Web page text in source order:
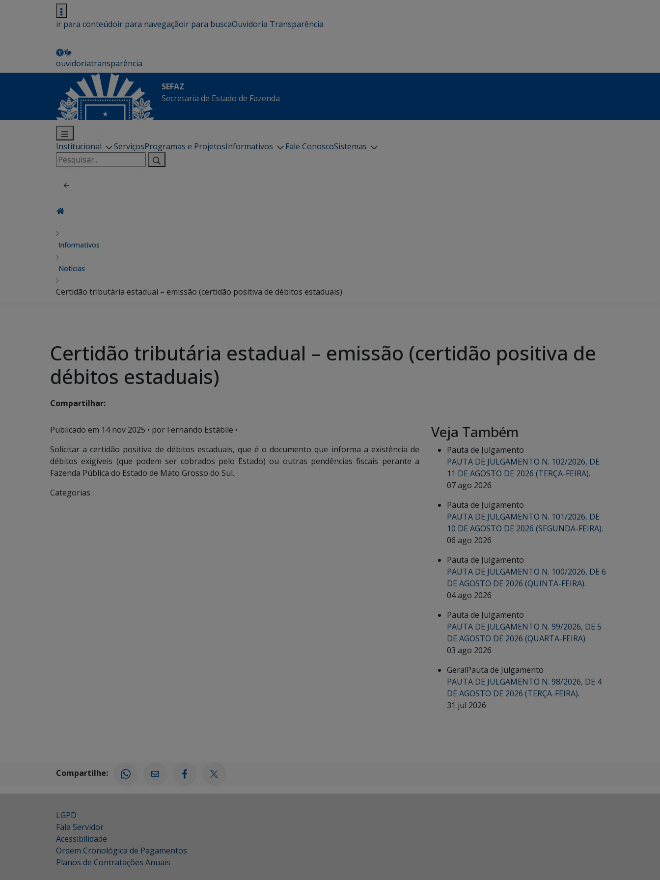
ir para conteúdoir para navegaçãoir para buscaOuvidoria Transparência
ouvidoriatransparência
SEFAZ
Secretaria de Estado de Fazenda
Institucional ServiçosProgramas e ProjetosInformativos Fale ConoscoSistemas
Pesquisar
por:
Informativos
Notícias
Certidão tributária estadual – emissão (certidão positiva de débitos estaduais)
Certidão tributária estadual – emissão (certidão positiva de
débitos estaduais)
Compartilhar:
Publicado em 14 nov 2025 • por Fernando Estábile •
Solicitar a certidão positiva de débitos estaduais, que é o documento que informa a existência de
débitos exigíveis (que podem ser cobrados pelo Estado) ou outras pendências fiscais perante a
Fazenda Pública do Estado de Mato Grosso do Sul.
Categorias :
Veja Também
Pauta de Julgamento
PAUTA DE JULGAMENTO N. 102/2026, DE
11 DE AGOSTO DE 2026 (TERÇA-FEIRA).
07 ago 2026
Pauta de Julgamento
PAUTA DE JULGAMENTO N. 101/2026, DE
10 DE AGOSTO DE 2026 (SEGUNDA-FEIRA).
06 ago 2026
Pauta de Julgamento
PAUTA DE JULGAMENTO N. 100/2026, DE 6
DE AGOSTO DE 2026 (QUINTA-FEIRA).
04 ago 2026
Pauta de Julgamento
PAUTA DE JULGAMENTO N. 99/2026, DE 5
DE AGOSTO DE 2026 (QUARTA-FEIRA).
03 ago 2026
GeralPauta de Julgamento
PAUTA DE JULGAMENTO N. 98/2026, DE 4
DE AGOSTO DE 2026 (TERÇA-FEIRA).
31 jul 2026
Compartilhe:
LGPD
Fala Servidor
Acessibilidade
Ordem Cronológica de Pagamentos
Planos de Contratações Anuais